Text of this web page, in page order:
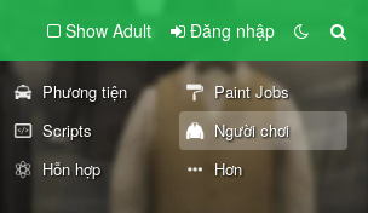
Show Adult Đăng nhập
Phương tiện
Paint Jobs
Scripts
Người chơi
Hỗn hợp Hơn